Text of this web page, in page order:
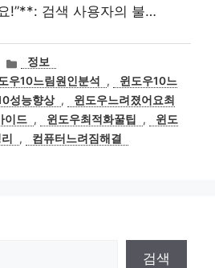
!”**: 검색 사용자의 불…
카
테
고
리
정보
우10느림원인분석 ,
윈도우10느
성능향상 ,
윈도우느려졌어요최
이드 , 윈도우최적화꿀팁 ,
윈도
, 컴퓨터느려짐해결
검색